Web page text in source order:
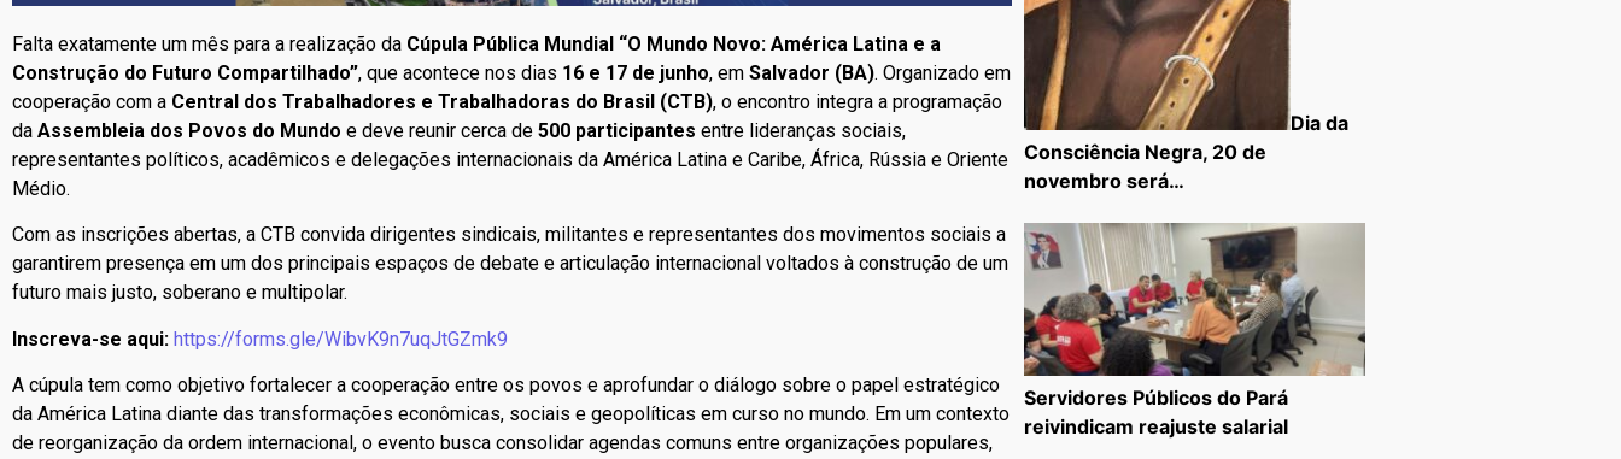
Falta exatamente um mês para a realização da Cúpula Pública Mundial “O Mundo Novo: América Latina e a
Construção do Futuro Compartilhado”, que acontece nos dias 16 e 17 de junho, em Salvador (BA). Organizado em
cooperação com a Central dos Trabalhadores e Trabalhadoras do Brasil (CTB), o encontro integra a programação
da Assembleia dos Povos do Mundo e deve reunir cerca de 500 participantes entre lideranças sociais,
representantes políticos, acadêmicos e delegações internacionais da América Latina e Caribe, África, Rússia e Oriente
Médio.
Com as inscrições abertas, a CTB convida dirigentes sindicais, militantes e representantes dos movimentos sociais a
garantirem presença em um dos principais espaços de debate e articulação internacional voltados à construção de um
futuro mais justo, soberano e multipolar.
Inscreva-se aqui: https://forms.gle/WibvK9n7uqJtGZmk9
A cúpula tem como objetivo fortalecer a cooperação entre os povos e aprofundar o diálogo sobre o papel estratégico
da América Latina diante das transformações econômicas, sociais e geopolíticas em curso no mundo. Em um contexto
de reorganização da ordem internacional, o evento busca consolidar agendas comuns entre organizações populares,
Dia da
Consciência Negra, 20 de
novembro será…
Servidores Públicos do Pará
reivindicam reajuste salarial